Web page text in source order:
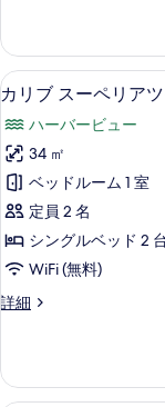
お
よ
び
ソ
フ
ァ
ベ
ッ
ド
1
す
台
よ
び
ソ
フ
ァ
ベ
ッ
台）
詳
ン
グ
ル
ベ
ッ
ド
2
台
＋
ソ
ベ
ス
4
人
屋
（シ
ン
グ
ル
ベ
ッ
ド
2
台
フ
ァ
カ
ブ
ス
ー
ペ
リ
ツ
ン
の
6
カリブ スーペリア
ハーバービュー
34 ㎡
ベッドルーム 1 室
定員 2 名
シングルベッド 2
WiFi (無料)
詳細
カ
ー
ペ